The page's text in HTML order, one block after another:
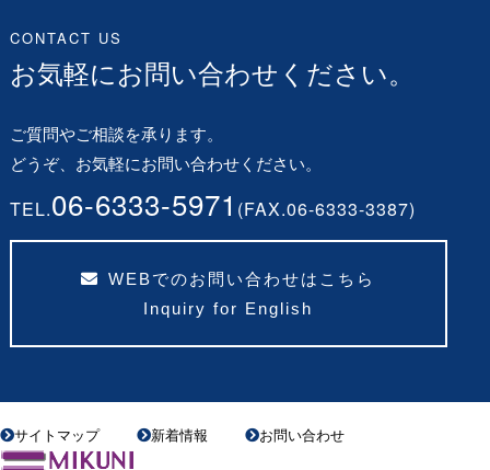
CONTACT US
お気軽にお問い合わせください。
ご質問やご相談を承ります。
どうぞ、お気軽にお問い合わせください。
TEL.06-6333-5971 (FAX.06-6333-3387)
WEBでのお問い合わせはこちら
Inquiry for English
サイトマップ 新着情報 お問い合わせ